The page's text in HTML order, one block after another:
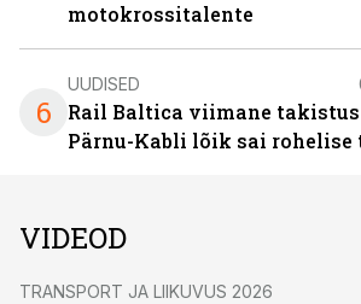
motokrossitalente
6
UUDISED
Rail Baltica viimane
Pärnu-Kabli lõik sai rohelise
VIDEOD
TRANSPORT JA LIIKUVUS 2026